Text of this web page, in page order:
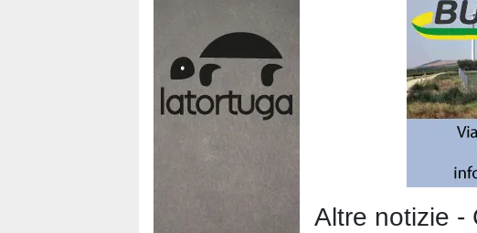
Altre notizie -